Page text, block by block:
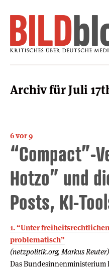
Archiv für Juli
6 vor 9
“Compact”-
Hotzo” und
Posts, KI-
1. “Unter
problematisch”
(netzpolitik.org, Markus Reuter)
Das Bundesinnenministerium